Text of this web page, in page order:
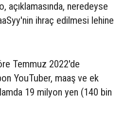
açıklamasında, neredeyse
ihraç edilmesi lehine
Temmuz 2022'de
YouTuber, maaş ve ek
19 milyon yen (140 bin